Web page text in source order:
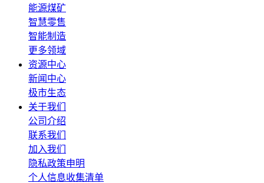
能源煤矿
智慧零售
智能制造
更多领域
资源中心
新闻中心
极市生态
关于我们
公司介绍
联系我们
加入我们
隐私政策申明
个人信息收集清单